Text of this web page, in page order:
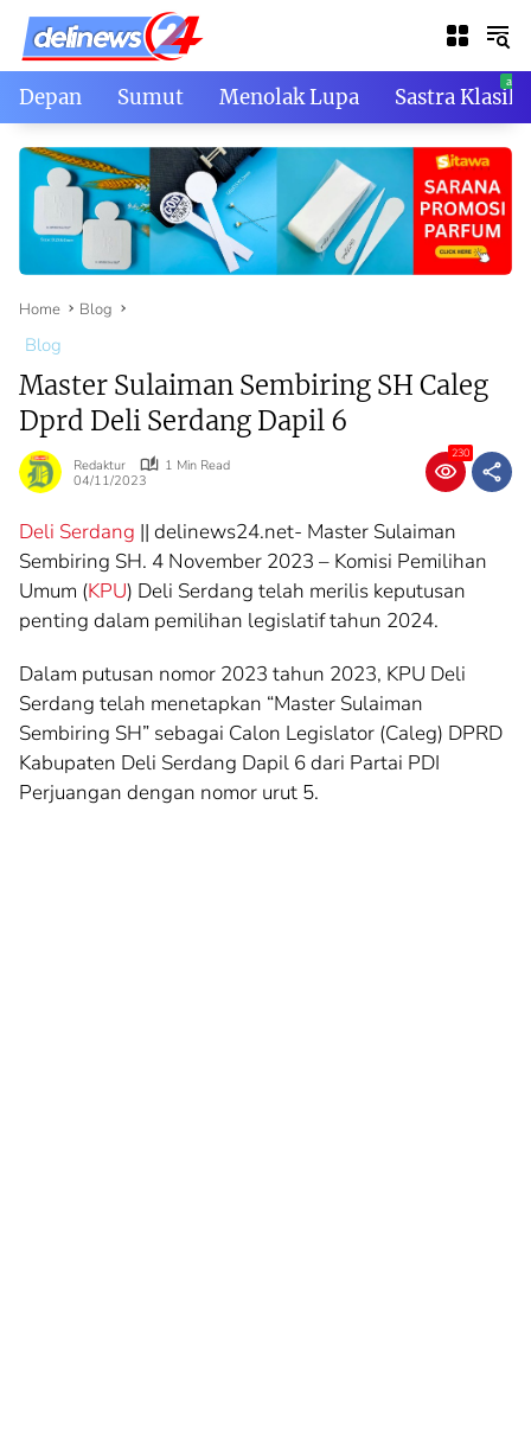
Skip
content
Depan Sumut Menolak Lupa Sastra Klasik
Home Blog
Blog
Master Sulaiman Sembiring SH Caleg
Dprd Deli Serdang Dapil 6
Redaktur
1 Min Read
04/11/2023
230
Deli Serdang || delinews24.net- Master Sulaiman
Sembiring SH. 4 November 2023 – Komisi Pemilihan
Umum (KPU) Deli Serdang telah merilis keputusan
penting dalam pemilihan legislatif tahun 2024.
Dalam putusan nomor 2023 tahun 2023, KPU Deli
Serdang telah menetapkan “Master Sulaiman
Sembiring SH” sebagai Calon Legislator (Caleg) DPRD
Kabupaten Deli Serdang Dapil 6 dari Partai PDI
Perjuangan dengan nomor urut 5.